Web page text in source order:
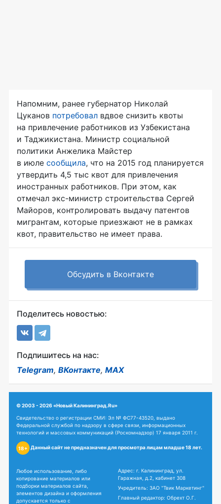
Напомним, ранее губернатор Николай
Цуканов потребовал вдвое снизить квоты
на привлечение работников из Узбекистана
и Таджикистана. Министр социальной
политики Анжелика Майстер
в июле сообщила, что на 2015 год планируется
утвердить 4,5 тыс квот для привлечения
иностранных работников. При этом, как
отмечал экс-министр строительства Сергей
Майоров, контролировать выдачу патентов
мигрантам, которые приезжают не в рамках
квот, правительство не имеет права.
Обсудить в Вконтакте
Поделитесь новостью:
Подпишитесь на нас:
Telegram, ВКонтакте, MAX
© 2003 - 2026 «Новый Калининград.Ru»
Свидетельство о регистрации СМИ: Эл № ФС77-43520, выдано
Федеральной службой по надзору в сфере связи, информационных
технологий и массовых коммуникаций (Роскомнадзор) 17 января 2011 г.
18+ Данный сайт не предназначен для просмотра лицам младше 18 лет.
Любое использование, либо
копирование материалов или
подборки материалов сайта,
элементов дизайна и оформления
допускается только с
Адрес: г. Калининград, ул.
Гаражная, д.2, кабинет 308
Учредитель: ЗАО "Твик Маркетинг"
Главный редактор: Обрехт О.Г.